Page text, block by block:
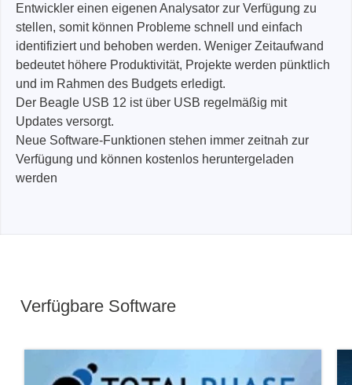
Entwickler einen eigenen Analysator zur Verfügung zu
stellen, somit können Probleme schnell und einfach
identifiziert und behoben werden. Weniger Zeitaufwand
bedeutet höhere Produktivität, Projekte werden pünktlich
und im Rahmen des Budgets erledigt.
Der Beagle USB 12 ist über USB regelmäßig mit
Updates versorgt.
Neue Software-Funktionen stehen immer zeitnah zur
Verfügung und können kostenlos heruntergeladen
werden
Verfügbare Software